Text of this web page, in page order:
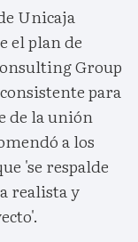
Unicaja
el plan de
Group
para
de la unión
a los
'se respalde
realista y